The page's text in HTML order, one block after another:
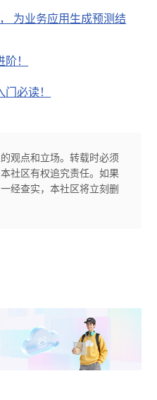
为业务应用生成预测结
！
必读！
观点和立场。转载时必须
社区有权追究责任。如果
经查实，本社区将立刻删